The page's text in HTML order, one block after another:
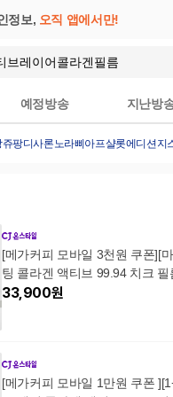
정보, 오직 앱에서만!
예정방송 지난방
쥬팡디사론노라삐아프샬롯에디션 지
[메가커피 모바일 3천원 쿠폰][
팅 콜라겐 액티브 99.94 치크
33,900원
[메가커피 모바일 1만원 쿠폰